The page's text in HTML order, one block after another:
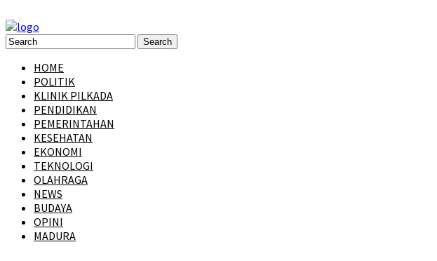
HOME
POLITIK
KLINIK PILKADA
PENDIDIKAN
PEMERINTAHAN
KESEHATAN
EKONOMI
TEKNOLOGI
OLAHRAGA
NEWS
BUDAYA
OPINI
MADURA